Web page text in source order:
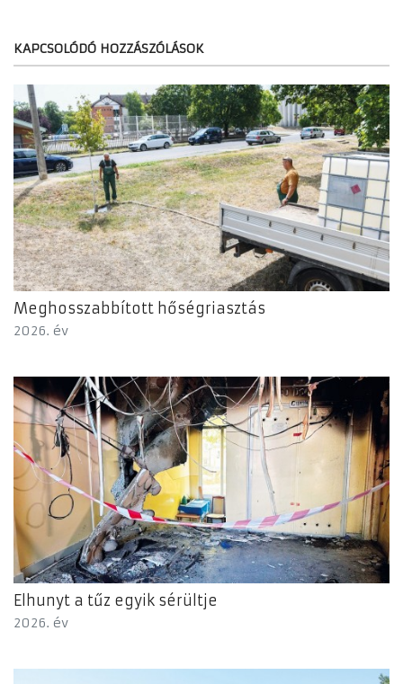
KAPCSOLÓDÓ HOZZÁSZÓLÁSOK
Meghosszabbított hőségriasztás
2026. év
Elhunyt a tűz egyik sérültje
2026. év